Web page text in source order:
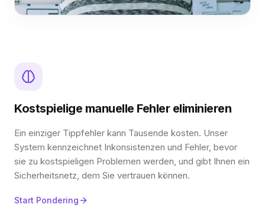
Kostspielige manuelle Fehler eliminieren
Ein einziger Tippfehler kann Tausende kosten. Unser
System kennzeichnet Inkonsistenzen und Fehler, bevor
sie zu kostspieligen Problemen werden, und gibt Ihnen ein
Sicherheitsnetz, dem Sie vertrauen können.
Start Pondering